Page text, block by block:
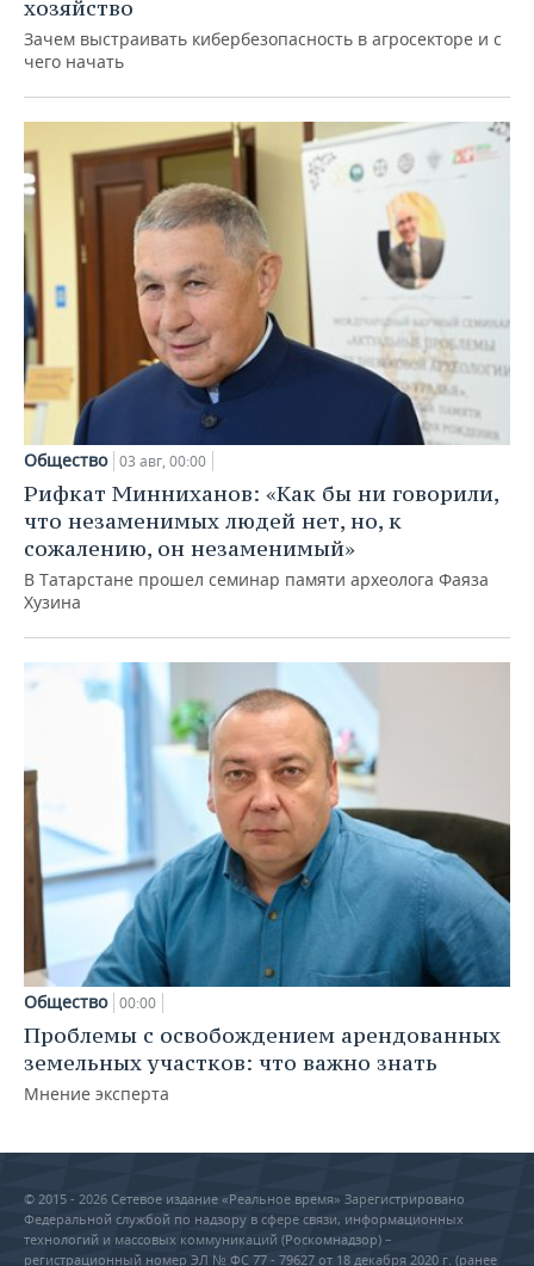
хозяйство
Зачем выстраивать кибербезопасность в агросекторе и с
чего начать
Общество 03 авг, 00:00
Рифкат Минниханов: «Как бы ни говорили,
что незаменимых людей нет, но, к
сожалению, он незаменимый»
В Татарстане прошел семинар памяти археолога Фаяза
Хузина
Общество 00:00
Проблемы с освобождением арендованных
земельных участков: что важно знать
Мнение эксперта
© 2015 - 2026 Сетевое издание «Реальное время» Зарегистрировано
Федеральной службой по надзору в сфере связи, информационных
технологий и массовых коммуникаций (Роскомнадзор) –
регистрационный номер ЭЛ № ФС 77 - 79627 от 18 декабря 2020 г. (ранее